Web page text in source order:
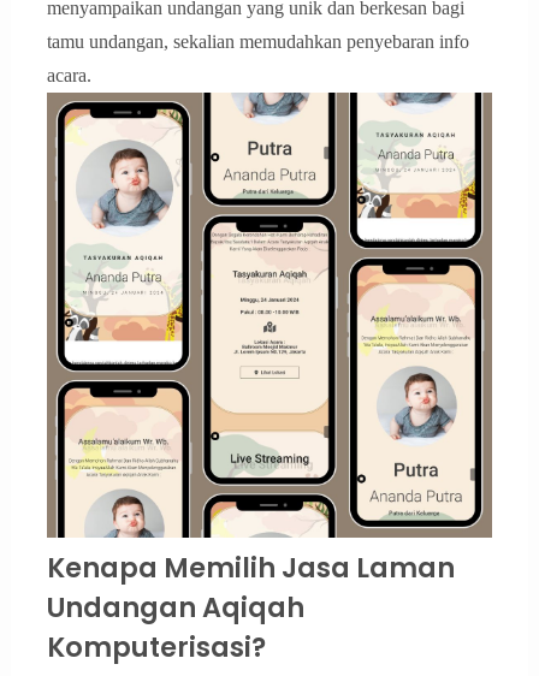
menyampaikan undangan yang unik dan berkesan bagi
tamu undangan, sekalian memudahkan penyebaran info
acara.
Kenapa Memilih Jasa Laman
Undangan Aqiqah
Komputerisasi?